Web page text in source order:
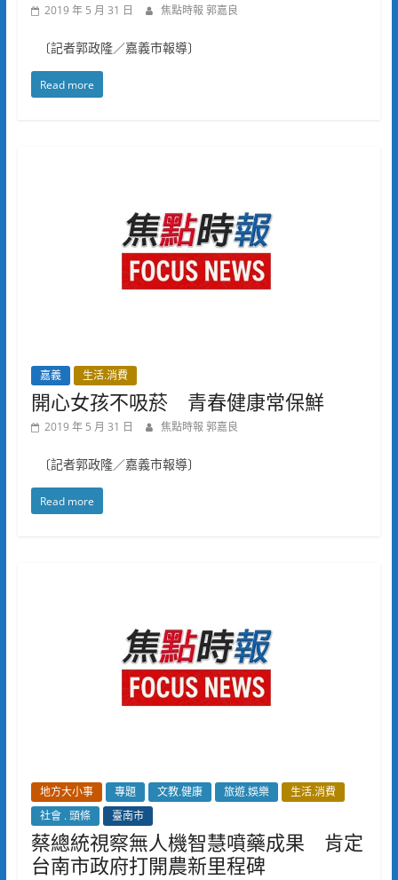
2019 年 5 月 31 日 焦點時報 郭嘉良
〔記者郭政隆／嘉義市報導〕
Read more
嘉義 生活.消費
開心女孩不吸菸 青春健康常保鮮
2019 年 5 月 31 日 焦點時報 郭嘉良
〔記者郭政隆／嘉義市報導〕
Read more
地方大小事 專題 文教.健康 旅遊.娛樂
生活.消費
社會 . 頭條
臺南市
蔡總統視察無人機智慧噴藥成果 肯定
台南市政府打開農新里程碑